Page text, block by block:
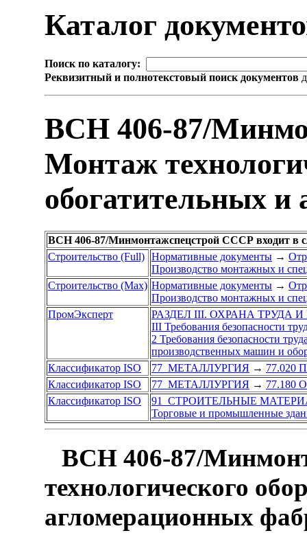
Каталог
Поиск по каталогу:
Реквизитный и полнотекстовый поиск документов
ВСН 406-87/
Монтаж
обогатительных
ВСН 406-87/Минмонтажспецстрой СССР входит в
Строительство (Full) Нормативные документы →
Производство монтажных и
Строительство (Max) Нормативные документы →
Производство монтажных и
ПромЭксперт
РАЗДЕЛ III. ОХРАНА ТРУДА
III Требования безопасности
2 Требования безопасности
производственных машин и
Классификатор ISO
77 МЕТАЛЛУРГИЯ → 77.020
Классификатор ISO
77 МЕТАЛЛУРГИЯ → 77.180
Классификатор ISO
91 СТРОИТЕЛЬНЫЕ
Торговые и промышленные
ВСН 406-87/
технологического
агломерационных